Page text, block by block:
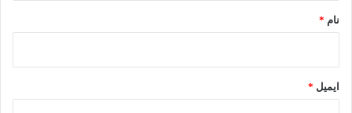
نام *
ایمیل *